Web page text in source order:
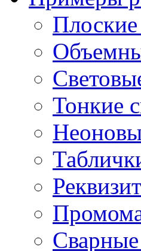
Тонкие